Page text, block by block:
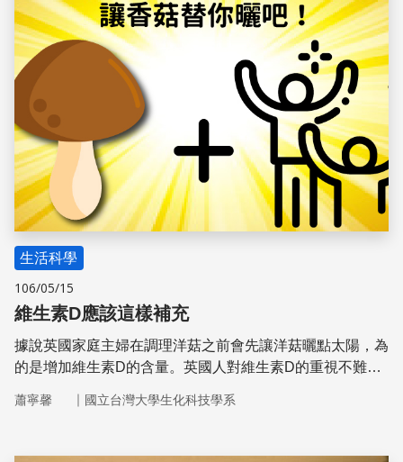
生活科學
106/05/15
維生素D應該這樣補充
據說英國家庭主婦在調理洋菇之前會先讓洋菇曬點太陽，為
的是增加維生素D的含量。英國人對維生素D的重視不難理
博士惠斯勒(Daniel Whistler，1619-1684)。兒童佝僂症是
期刊論文仍稱之為「英國病(English disease)」。
蕭寧馨 ｜ 國立台灣大學生化科技學系